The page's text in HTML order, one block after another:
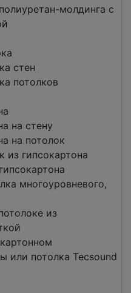
молдинга c
стен
потолков
на стену
на потолок
из гипсокартона
многоуровневого,
из
или потолка Tecsound